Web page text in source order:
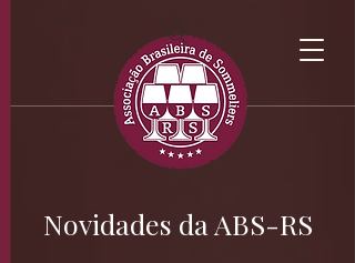
Novidades da ABS-RS